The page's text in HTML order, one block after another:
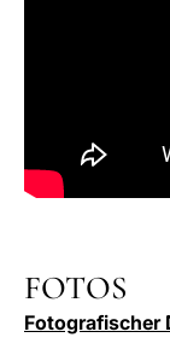
FOTOS
Fotografischer